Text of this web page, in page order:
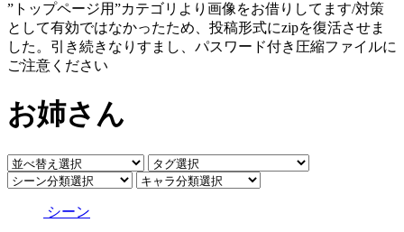
”トップページ用”カテゴリより画像をお借りしてます/対策
として有効ではなかったため、投稿形式にzipを復活させま
した。引き続きなりすまし、パスワード付き圧縮ファイルに
ご注意ください
お姉さん
シーン